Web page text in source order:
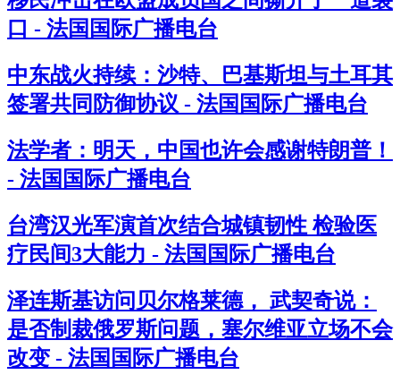
口 - 法国国际广播电台
中东战火持续：沙特、巴基斯坦与土耳其
签署共同防御协议 - 法国国际广播电台
法学者：明天，中国也许会感谢特朗普！
- 法国国际广播电台
台湾汉光军演首次结合城镇韧性 检验医
疗民间3大能力 - 法国国际广播电台
泽连斯基访问贝尔格莱德， 武契奇说：
是否制裁俄罗斯问题，塞尔维亚立场不会
改变 - 法国国际广播电台